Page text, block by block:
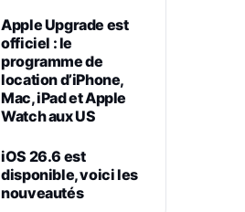
Apple Upgrade est
officiel : le
programme de
location d’iPhone,
Mac, iPad et Apple
Watch aux US
iOS 26.6 est
disponible, voici les
nouveautés